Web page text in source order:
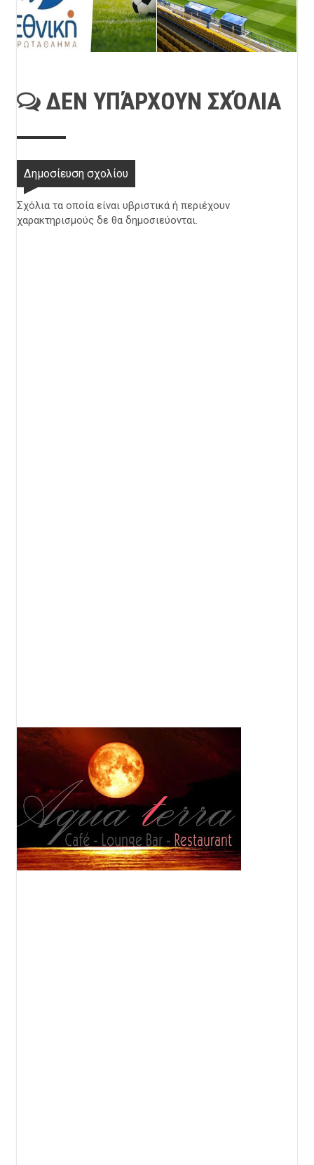
ΔΕΝ ΥΠΆΡΧΟΥΝ ΣΧΌΛΙΑ
Δημοσίευση σχολίου
Σχόλια τα οποία είναι υβριστικά ή περιέχουν
χαρακτηρισμούς δε θα δημοσιεύονται.